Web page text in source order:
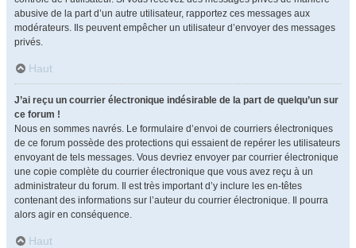
abusive de la part d’un autre utilisateur, rapportez ces messages aux
modérateurs. Ils peuvent empêcher un utilisateur d’envoyer des messages
privés.
Haut
J’ai reçu un courrier électronique indésirable de la part de quelqu’un sur
ce forum !
Nous en sommes navrés. Le formulaire d’envoi de courriers électroniques
de ce forum possède des protections qui essaient de repérer les utilisateurs
envoyant de tels messages. Vous devriez envoyer par courrier électronique
une copie complète du courrier électronique que vous avez reçu à un
administrateur du forum. Il est très important d’y inclure les en-têtes
contenant des informations sur l’auteur du courrier électronique. Il pourra
alors agir en conséquence.
Haut